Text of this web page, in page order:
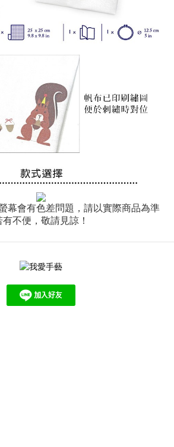
幕會有色差問題，請以實際商品為準
有不便，敬請見諒！